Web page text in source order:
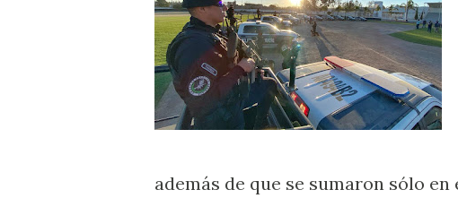
además de que se sumaron sólo